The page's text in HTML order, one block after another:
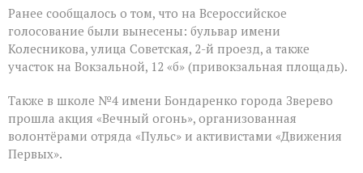
Ранее сообщалось о том, что на Всероссийское
голосование были вынесены: бульвар имени
Колесникова, улица Советская, 2-й проезд, а также
участок на Вокзальной, 12 «б» (привокзальная площадь).
Также в школе №4 имени Бондаренко города Зверево
прошла акция «Вечный огонь», организованная
волонтёрами отряда «Пульс» и активистами «Движения
Первых».